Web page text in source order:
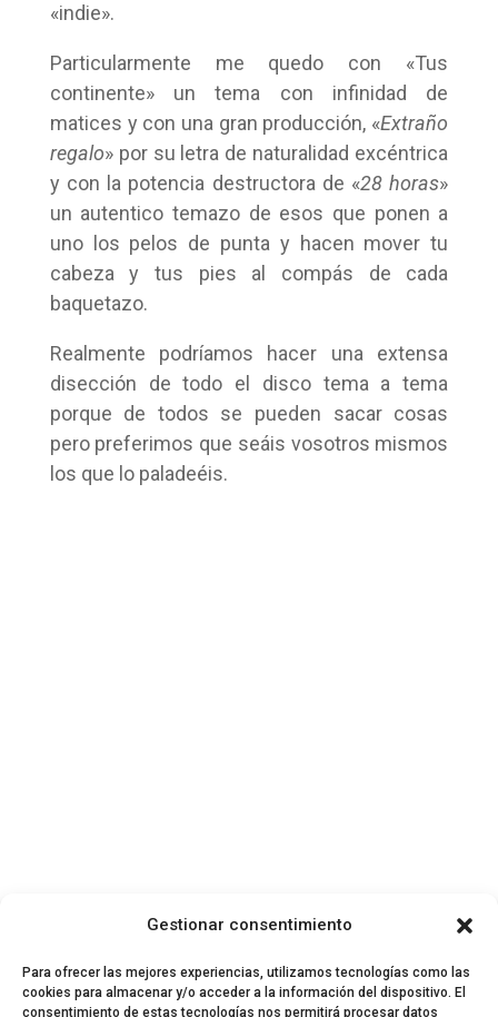
Gestionar consentimiento
Para ofrecer las mejores experiencias, utilizamos tecnologías como las
cookies para almacenar y/o acceder a la información del dispositivo. El
consentimiento de estas tecnologías nos permitirá procesar datos
«indie».
Particularmente me quedo con «Tus
continente» un tema con infinidad de
matices y con una gran producción, «Extraño
regalo» por su letra de naturalidad excéntrica
y con la potencia destructora de «28 horas»
un autentico temazo de esos que ponen a
uno los pelos de punta y hacen mover tu
cabeza y tus pies al compás de cada
baquetazo.
Realmente podríamos hacer una extensa
disección de todo el disco tema a tema
porque de todos se pueden sacar cosas
pero preferimos que seáis vosotros mismos
los que lo paladeéis.